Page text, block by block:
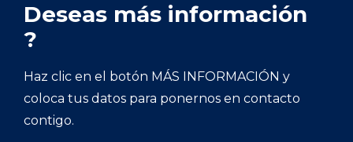
Deseas más información
?
Haz clic en el botón MÁS INFORMACIÓN y
coloca tus datos para ponernos en contacto
contigo.